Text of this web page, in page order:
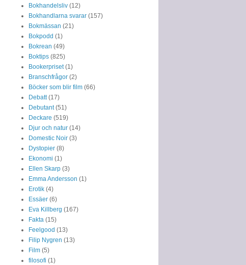
Bokhandelsliv (12)
Bokhandlarna svarar (157)
Bokmässan (21)
Bokpodd (1)
Bokrean (49)
Boktips (825)
Bookerpriset (1)
Branschfrågor (2)
Böcker som blir film (66)
Debatt (17)
Debutant (51)
Deckare (519)
Djur och natur (14)
Domestic Noir (3)
Dystopier (8)
Ekonomi (1)
Ellen Skarp (3)
Emma Andersson (1)
Erotik (4)
Essäer (6)
Eva Killberg (167)
Fakta (15)
Feelgood (13)
Filip Nygren (13)
Film (5)
filosofi (1)